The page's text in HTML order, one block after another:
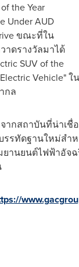
the Year
Under AUD
ขณะที่ใน
าดรางวัลมาได้
SUV of the
กล
ากสถาบันที่น่า
รทัดฐานใหม่สำ
านยนต์ไฟฟ้าอัจ